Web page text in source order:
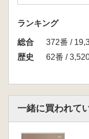
ランキング
総合
372番 /
歴史
62番 /
一緒に買われて